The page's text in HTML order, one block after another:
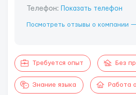
Телефон: Показать телефон
Посмотреть отзывы о компании
Требуется опыт Без
Знание языка Работа